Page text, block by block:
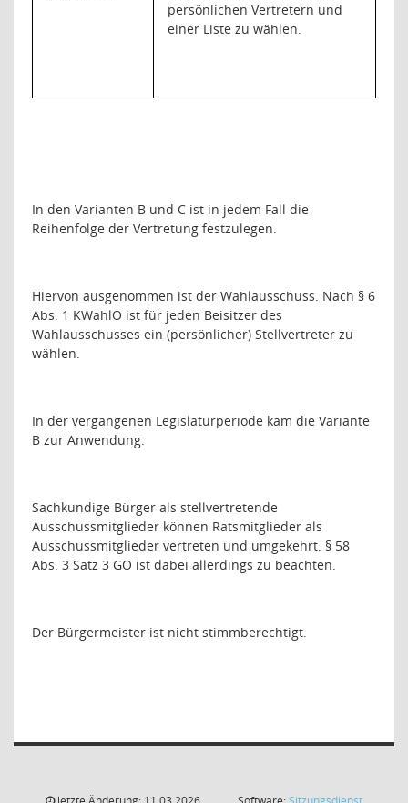
persönlichen Vertretern und
einer Liste zu wählen.
In den Varianten B und C ist in jedem Fall die
Reihenfolge der Vertretung festzulegen.
Hiervon ausgenommen ist der Wahlausschuss. Nach § 6
Abs. 1 KWahlO ist für jeden Beisitzer des
Wahlausschusses ein (persönlicher) Stellvertreter zu
wählen.
In der vergangenen Legislaturperiode kam die Variante
B zur Anwendung.
Sachkundige Bürger als stellvertretende
Ausschussmitglieder können Ratsmitglieder als
Ausschussmitglieder vertreten und umgekehrt. § 58
Abs. 3 Satz 3 GO ist dabei allerdings zu beachten.
Der Bürgermeister ist nicht stimmberechtigt.